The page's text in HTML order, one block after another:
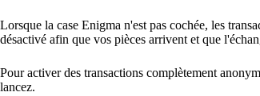
Lorsque la case Enigma n'est pas cochée, les
désactivé afin que vos pièces arrivent et que
Pour activer des transactions complètement
lancez.